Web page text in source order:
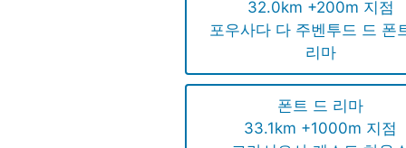
32.0km +200m 지점
포우사다 다 주벤투드 드 폰
리마
폰트 드 리마
33.1km +1000m 지점